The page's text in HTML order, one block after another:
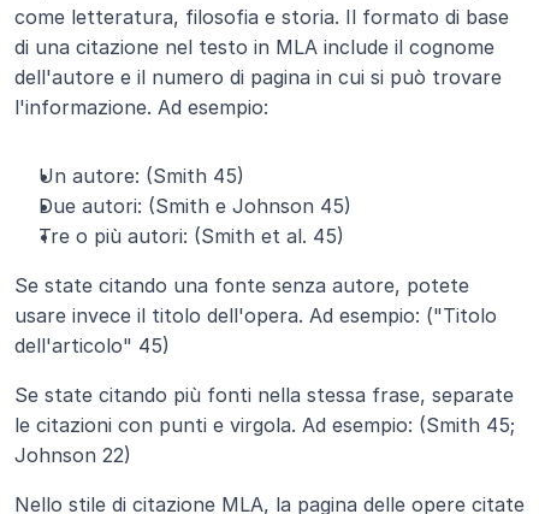
come letteratura, filosofia e storia. Il formato di base
di una citazione nel testo in MLA include il cognome
dell'autore e il numero di pagina in cui si può trovare
l'informazione. Ad esempio:
Un autore: (Smith 45)
Due autori: (Smith e Johnson 45)
Tre o più autori: (Smith et al. 45)
Se state citando una fonte senza autore, potete
usare invece il titolo dell'opera. Ad esempio: ("Titolo
dell'articolo" 45)
Se state citando più fonti nella stessa frase, separate
le citazioni con punti e virgola. Ad esempio: (Smith 45;
Johnson 22)
Nello stile di citazione MLA, la pagina delle opere citate